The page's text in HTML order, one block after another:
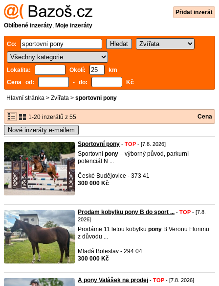
Přidat inzerát
Oblíbené inzeráty, Moje inzeráty
Co:
Lokalita: Okolí:
km
Cena od:
- do: Kč
Hlavní stránka > Zvířata > sportovni pony
1-20 inzerátů z 55 Cena
Nové inzeráty e-mailem
Sportovní pony - TOP - [7.8. 2026]
Sportovní pony – výborný původ, parkurní
potenciál N ...
České Budějovice - 373 41
300 000 Kč
Prodam kobylku pony B do sport ... - TOP - [7.8.
2026]
Prodáme 11 letou kobylku pony B Veronu Florimu
z důvodu ...
Mladá Boleslav - 294 04
300 000 Kč
A pony Valášek na prodej - TOP - [7.8. 2026]